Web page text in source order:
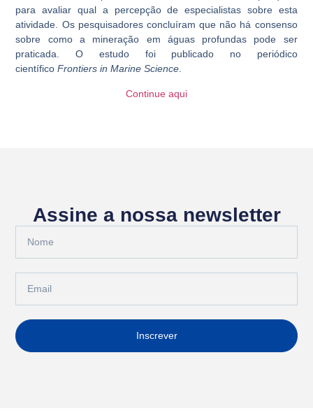
para avaliar qual a percepção de especialistas sobre esta
atividade. Os pesquisadores concluíram que não há consenso
sobre como a mineração em águas profundas pode ser
praticada. O estudo foi publicado no periódico
científicoFrontiers in Marine Science.
Continue aqui
Assine a nossa newsletter
Inscrever